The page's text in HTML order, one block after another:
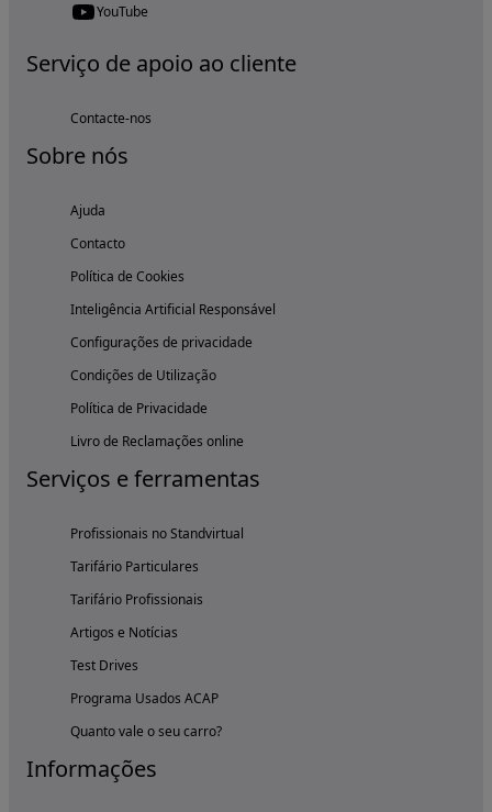
YouTube
Serviço de apoio ao cliente
Contacte-nos
Sobre nós
Ajuda
Contacto
Política de Cookies
Inteligência Artificial Responsável
Configurações de privacidade
Condições de Utilização
Política de Privacidade
Livro de Reclamações online
Serviços e ferramentas
Profissionais no Standvirtual
Tarifário Particulares
Tarifário Profissionais
Artigos e Notícias
Test Drives
Programa Usados ACAP
Quanto vale o seu carro?
Informações